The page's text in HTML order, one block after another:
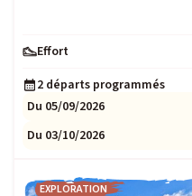
Effort
Niveau : 1
2 départs programmés
Du 05/09/2026
Du 03/10/2026
EXPLORATION